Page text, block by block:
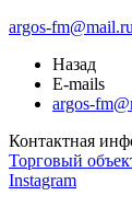
argos-fm@mail.ru
Назад
E-mails
argos-
Контактная
Торговый
Instagram